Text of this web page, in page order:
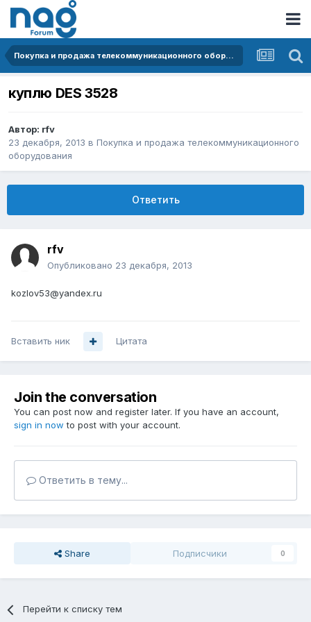
Покупка и продажа телекоммуникационного оборудования
куплю DES 3528
Автор: rfv
23 декабря, 2013 в Покупка и продажа телекоммуникационного
оборудования
Ответить
rfv
Опубликовано 23 декабря, 2013
kozlov53@yandex.ru
Вставить ник Цитата
Join the conversation
You can post now and register later. If you have an account,
sign in now to post with your account.
Ответить в тему...
Share Подписчики 0
Перейти к списку тем